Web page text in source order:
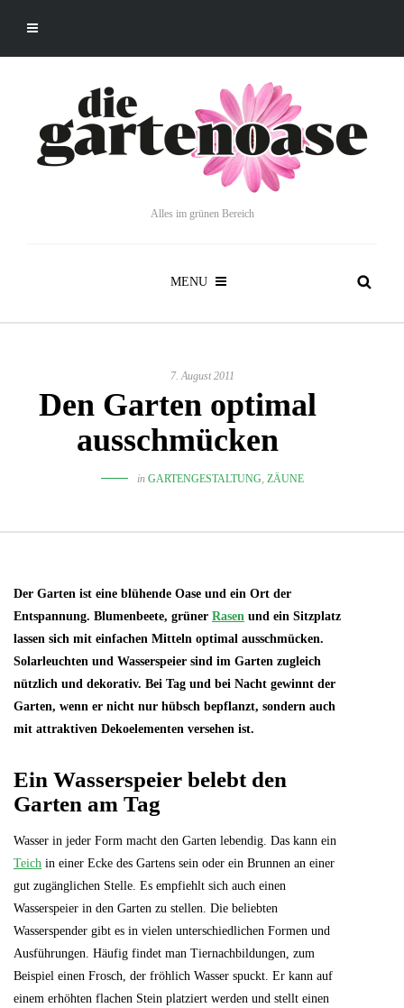
Alles im grünen Bereich
MENU
7. August 2011
Den Garten optimal
ausschmücken
in GARTENGESTALTUNG, ZÄUNE
Der Garten ist eine blühende Oase und ein Ort der
Entspannung. Blumenbeete, grüner Rasen und ein Sitzplatz
lassen sich mit einfachen Mitteln optimal ausschmücken.
Solarleuchten und Wasserspeier sind im Garten zugleich
nützlich und dekorativ. Bei Tag und bei Nacht gewinnt der
Garten, wenn er nicht nur hübsch bepflanzt, sondern auch
mit attraktiven Dekoelementen versehen ist.
Ein Wasserspeier belebt den
Garten am Tag
Wasser in jeder Form macht den Garten lebendig. Das kann ein
Teich in einer Ecke des Gartens sein oder ein Brunnen an einer
gut zugänglichen Stelle. Es empfiehlt sich auch einen
Wasserspeier in den Garten zu stellen. Die beliebten
Wasserspender gibt es in vielen unterschiedlichen Formen und
Ausführungen. Häufig findet man Tiernachbildungen, zum
Beispiel einen Frosch, der fröhlich Wasser spuckt. Er kann auf
einem erhöhten flachen Stein platziert werden und stellt einen